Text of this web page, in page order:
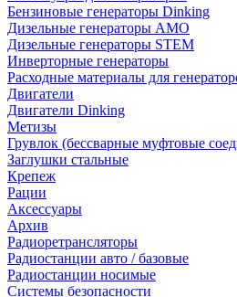
Бензиновые генераторы Dinking
Дизельные генераторы AMO
Дизельные генераторы STEM
Инверторные генераторы
Расходные материалы для
Двигатели
Двигатели Dinking
Метизы
Грувлок (бессварные муфтовые
Заглушки стальные
Крепеж
Рации
Аксессуары
Архив
Радиоретрансляторы
Радиостанции авто / базовые
Радиостанции носимые
Системы безопасности